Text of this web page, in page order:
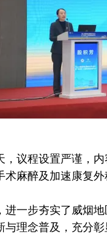
程设置严谨，内
术麻醉及加速康复
步夯实了威烟地
与理念普及，充分